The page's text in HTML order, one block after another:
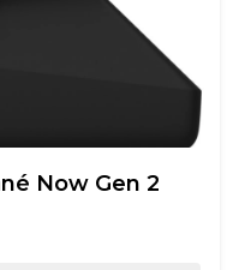
Now Gen 2